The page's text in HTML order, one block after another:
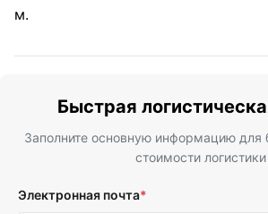
м.
Быстрая
Заполните основную информацию для
стоимости логистики
Электронная почта*